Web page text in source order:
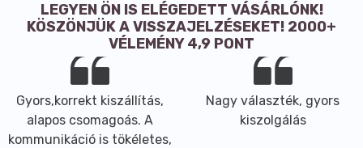
LEGYEN ÖN IS ELÉGEDETT VÁSÁRLÓNK!
KÖSZÖNJÜK A VISSZAJELZÉSEKET! 2000+
VÉLEMÉNY 4,9 PONT
Gyors,korrekt kiszállítás,
alapos csomagoás. A
kommunikáció is tökéletes,
Nagy választék, gyors
kiszolgálás